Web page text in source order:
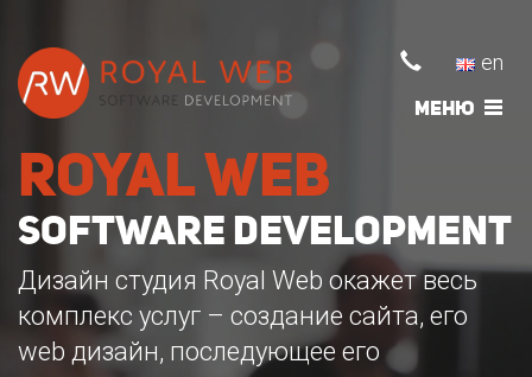
en
Меню
royal web
software development
Дизайн студия Royal Web окажет весь
комплекс услуг – создание сайта, его
web дизайн, последующее его